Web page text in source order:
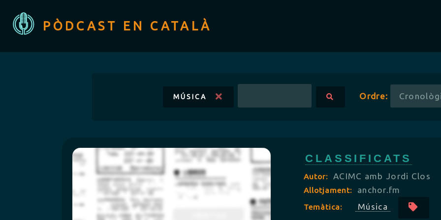
PÒDCAST EN CATALÀ
MÚSICA Ordre:
CLASSIFICATS
Autor: ACIMC amb Jordi Clos
Allotjament: anchor.fm
Temàtica: Música